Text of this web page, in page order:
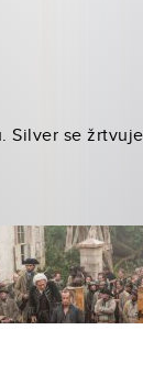
Silver se